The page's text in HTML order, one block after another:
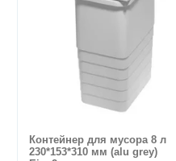
Контейнер для мусора 8 л
230*153*310 мм (alu grey)